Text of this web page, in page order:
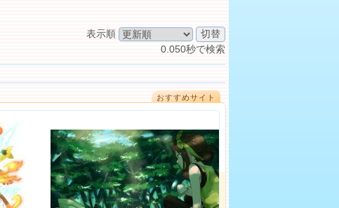
表示順
0.050秒で検索
おすすめサイト